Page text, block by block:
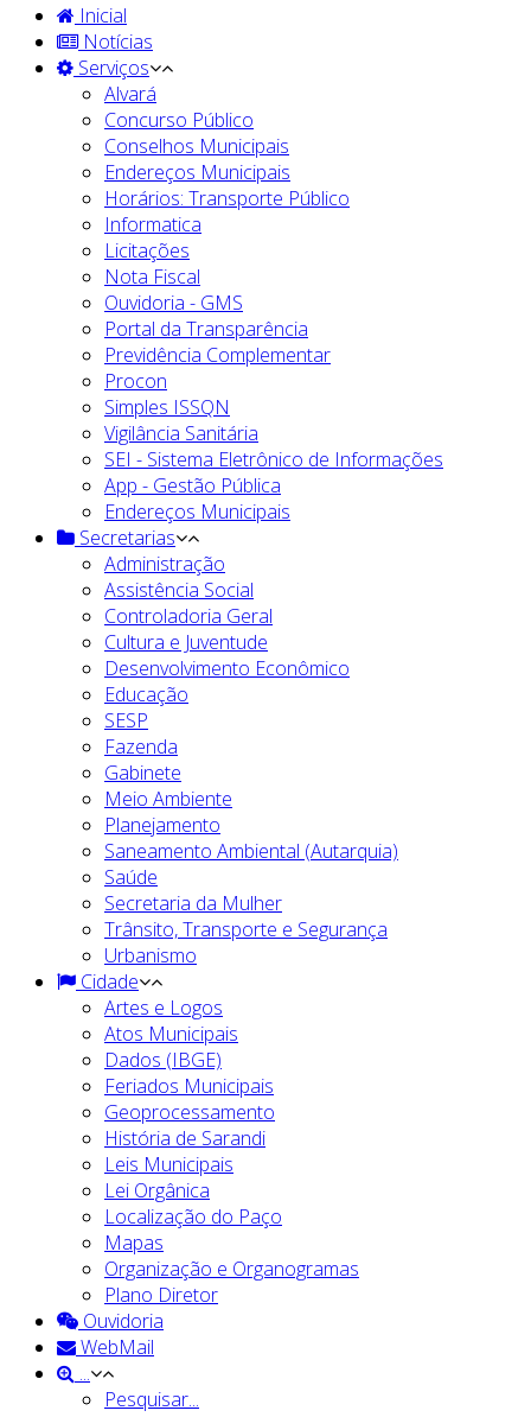
Inicial
Notícias
Serviços
Alvará
Concurso Público
Conselhos Municipais
Endereços Municipais
Horários: Transporte Público
Informatica
Licitações
Nota Fiscal
Ouvidoria - GMS
Portal da Transparência
Previdência Complementar
Procon
Simples ISSQN
Vigilância Sanitária
SEI - Sistema Eletrônico de Informações
App - Gestão Pública
Endereços Municipais
Secretarias
Administração
Assistência Social
Controladoria Geral
Cultura e Juventude
Desenvolvimento Econômico
Educação
SESP
Fazenda
Gabinete
Meio Ambiente
Planejamento
Saneamento Ambiental (Autarquia)
Saúde
Secretaria da Mulher
Trânsito, Transporte e Segurança
Urbanismo
Cidade
Artes e Logos
Atos Municipais
Dados (IBGE)
Feriados Municipais
Geoprocessamento
História de Sarandi
Leis Municipais
Lei Orgânica
Localização do Paço
Mapas
Organização e Organogramas
Plano Diretor
Ouvidoria
WebMail
...
Pesquisar...